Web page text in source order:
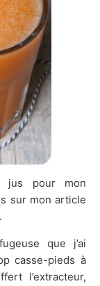
jus pour mon
sur mon article
.
que j’ai
casse-pieds à
l’extracteur,